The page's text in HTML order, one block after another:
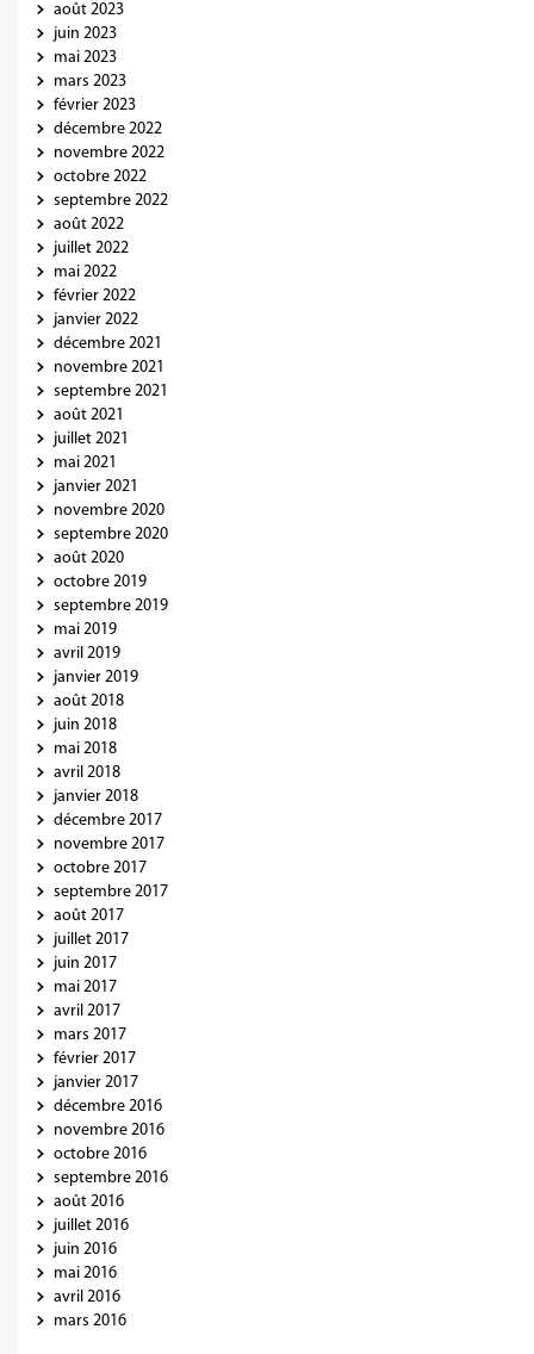
août 2023
juin 2023
mai 2023
mars 2023
février 2023
décembre 2022
novembre 2022
octobre 2022
septembre 2022
août 2022
juillet 2022
mai 2022
février 2022
janvier 2022
décembre 2021
novembre 2021
septembre 2021
août 2021
juillet 2021
mai 2021
janvier 2021
novembre 2020
septembre 2020
août 2020
octobre 2019
septembre 2019
mai 2019
avril 2019
janvier 2019
août 2018
juin 2018
mai 2018
avril 2018
janvier 2018
décembre 2017
novembre 2017
octobre 2017
septembre 2017
août 2017
juillet 2017
juin 2017
mai 2017
avril 2017
mars 2017
février 2017
janvier 2017
décembre 2016
novembre 2016
octobre 2016
septembre 2016
août 2016
juillet 2016
juin 2016
mai 2016
avril 2016
mars 2016